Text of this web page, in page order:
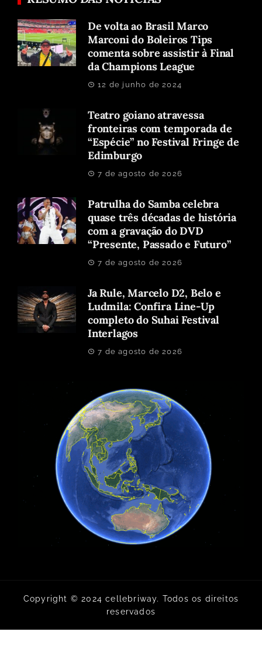
De volta ao Brasil Marco
Marconi do Boleiros Tips
comenta sobre assistir à Final
da Champions League
12 de junho de 2024
Teatro goiano atravessa
fronteiras com temporada de
“Espécie” no Festival Fringe de
Edimburgo
7 de agosto de 2026
Patrulha do Samba celebra
quase três décadas de história
com a gravação do DVD
“Presente, Passado e Futuro”
7 de agosto de 2026
Ja Rule, Marcelo D2, Belo e
Ludmila: Confira Line-Up
completo do Suhai Festival
Interlagos
7 de agosto de 2026
Copyright © 2024 cellebriway. Todos os direitos
reservados